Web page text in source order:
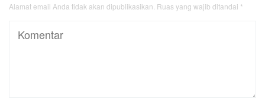
Alamat email Anda tidak akan dipublikasikan. Ruas yang wajib ditandai *